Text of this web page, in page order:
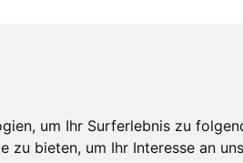
um Ihr Surferlebnis zu
zu bieten, um Ihr Interesse an